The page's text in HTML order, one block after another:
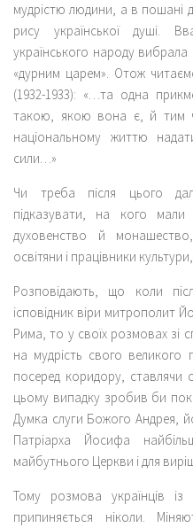
мудрістю людини, а в пошані
рису української душі.
українського народу
«дурним царем». Отож
(1932-1933): «…та одна
такою, якою вона є, й тим
національному життю
сили…»
Чи треба після цього
підказувати, на кого
духовенство й
освітяни і працівники
Розповідають, що коли
ісповідник віри митрополит
Рима, то у своїх розмовах зі
на мудрість свого великого
посеред коридору,
цьому випадку зробив би
Думка слуги Божого Андрея,
Патріарха Йосифа
майбутнього Церкви і для
Тому розмова українців
припиняється ніколи.